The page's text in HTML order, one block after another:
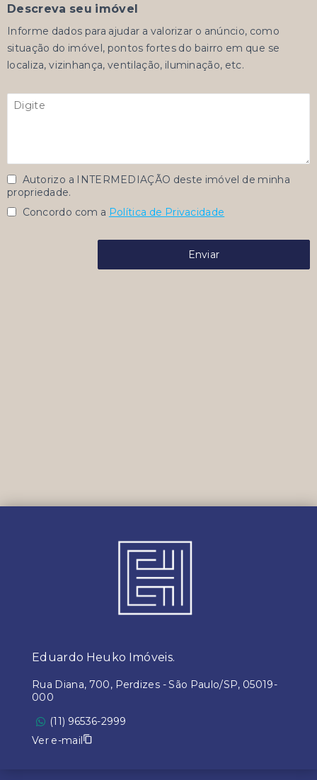
Descreva seu imóvel
Informe dados para ajudar a valorizar o anúncio, como
situação do imóvel, pontos fortes do bairro em que se
localiza, vizinhança, ventilação, iluminação, etc.
Autorizo a INTERMEDIAÇÃO deste imóvel de minha
propriedade.
Concordo com a Política de Privacidade
Enviar
Eduardo Heuko Imóveis.
Rua Diana, 700, Perdizes - São Paulo/SP, 05019-
000
(11) 96536-2999
Ver e-mail